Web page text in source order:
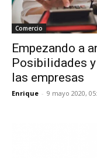
Comercio
Empezando a
Posibilidades
las empresas
Enrique - 9 mayo 2020,